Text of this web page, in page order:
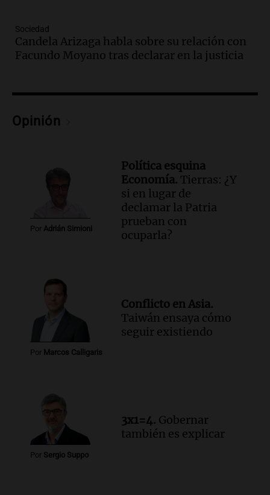
Episodios
Audio.Inviolabilidad de la propiedad
privada: el ruido que tapa cosas
Editorial
Audio.
La Argentina Posible
Audio.
Ganó una beca en la secundaria,
se mudó a Córdoba y hoy lleva la
bandera de la universidad
La Argentina Posible
una mejora económica, pero modera
sus expectativas
Ahora país
Episodios
Audio.Walter Mazzanti en Cadena 3
Rosario: "Vamos a estar entre los
Episodios
Sociedad
Candela Arizaga habla sobre su relación con
Facundo Moyano tras declarar en la justicia
Opinión
Por Adrián Simioni
Política esquina
Economía. Tierras: ¿Y
si en lugar de
declamar la Patria
prueban con
ocuparla?
Por Marcos Calligaris
Conflicto en Asia.
Taiwán ensaya cómo
seguir existiendo
Por Sergio Suppo
3x1=4. Gobernar
también es explicar